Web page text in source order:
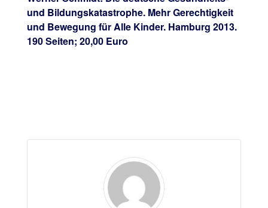
und Bildungskatastrophe. Mehr Gerechtigkeit
und Bewegung für Alle Kinder. Hamburg 2013.
190 Seiten; 20,00 Euro